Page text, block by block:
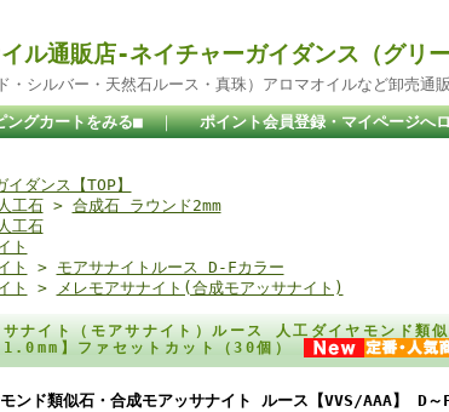
ル通販店-ネイチャーガイダンス（グリー
シルバー・天然石ルース・真珠）アロマオイルなど卸売通
ングカートをみる■ ｜ ポイント会員登録・マイページへ
ダンス【TOP】
工石> 合成石 ラウンド2mm
工石
ト
ト > モアサナイトルース D-Fカラー
ト > メレモアサナイト(合成モアッサナイト)
サナイト（モアサナイト）ルース 人工ダイヤモンド類
1.0mm】ファセットカット（30個）
ンド類似石・合成モアッサナイト ルース【VVS/AAA】 D